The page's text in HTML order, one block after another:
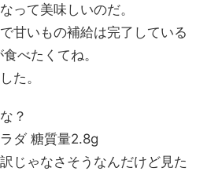
って美味しいのだ。
甘いもの補給は完了している
べたくてね。
た。
？
ダ 糖質量2.8g
じゃなさそうなんだけど見た